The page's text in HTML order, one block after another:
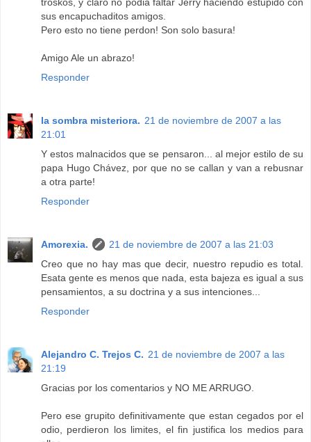
troskos, y claro no podia faltar Jerry haciendo estupido con
sus encapuchaditos amigos.
Pero esto no tiene perdon! Son solo basura!
Amigo Ale un abrazo!
Responder
la sombra misteriora. 21 de noviembre de 2007 a las
21:01
Y estos malnacidos que se pensaron... al mejor estilo de su
papa Hugo Chávez, por que no se callan y van a rebusnar
a otra parte!
Responder
Amorexia.
21 de noviembre de 2007 a las 21:03
Creo que no hay mas que decir, nuestro repudio es total.
Esata gente es menos que nada, esta bajeza es igual a sus
pensamientos, a su doctrina y a sus intenciones...
Responder
Alejandro C. Trejos C. 21 de noviembre de 2007 a las
21:19
Gracias por los comentarios y NO ME ARRUGO.
Pero ese grupito definitivamente que estan cegados por el
odio, perdieron los limites, el fin justifica los medios para